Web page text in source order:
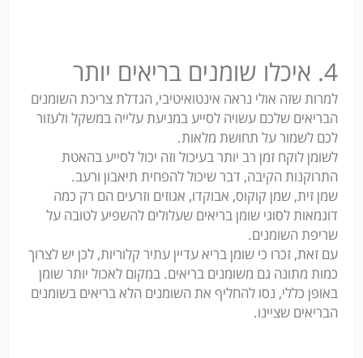
4. איכלו שומנים בריאים יותר
למרות שזה אולי נראה אינטואיטיבי, הגדלת צריכת השומנים
הבריאים שלכם עשויה לסייע במניעת עלייה במשקל ולעזור
לכם לשמור על תחושת מלאות.
לשומן לוקח זמן רב יותר בעיכול וזה יכול לסייע בהאטת
התרוקנות הקיבה, דבר שיכול להפחית תיאבון ורעב.
שמן זית, שמן קוקוס, אבוקדו, אגוזים וזרעים הם רק כמה
דוגמאות לסוגי שומן בריאים שעלולים להשפיע לטובה על
שריפת השומנים.
עם זאת, זכרו כי שומן בריא עדיין עתיר קלוריות, לכן יש לצרוך
כמות מתונה גם משומנים בריאים. במקום לאכול יותר שומן
באופן כללי, נסו להחליף את השומנים הלא בריאים בשומנים
הבריאים שציינו.